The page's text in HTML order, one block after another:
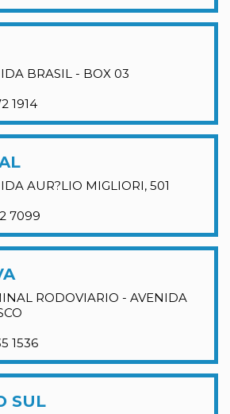
BRASIL - BOX 03
1914
AUR?LIO MIGLIORI, 501
7099
RODOVIARIO - AVENIDA
1536
SUL